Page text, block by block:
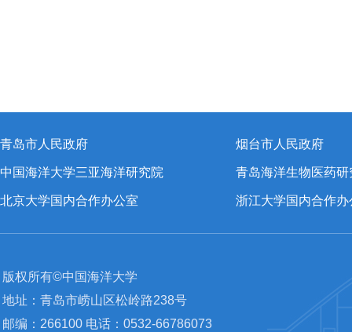
青岛市人民政府 烟台市人民政府
中国海洋大学三亚海洋研究院 青岛海洋生物医药研
北京大学国内合作办公室 浙江大学国内合作办
版权所有©中国海洋大学
地址：青岛市崂山区松岭路238号
邮编：266100 电话：0532-66786073